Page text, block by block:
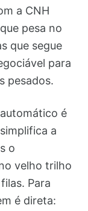
a CNH
pesa no
que segue
para
pesados.
é
a
o
velho trilho
Para
é direta: